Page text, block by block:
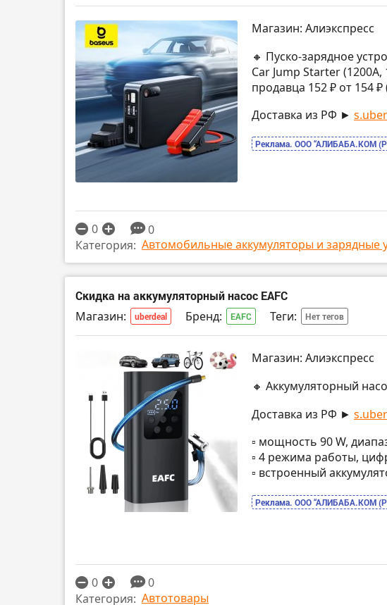
Магазин: Алиэкспресс
🔸 Пуско-зарядное
Car Jump Starter
продавца 152 ₽ от 154
Доставка из РФ ►
Реклама. ООО “АЛИБАБА.КОМ
0
0
Категория: Автомобильные аккумуляторы и зарядные
Скидка на аккумуляторный насос EAFC
Магазин: uberdeal Бренд: EAFC Теги: Нет тегов
Магазин: Алиэкспресс
🔸 Аккумуляторный
Доставка из РФ ►
▫️ мощность 90 W,
▫️ 4 режима работы,
▫️ встроенный
Реклама. ООО “АЛИБАБА.КОМ
0
0
Категория: Автотовары